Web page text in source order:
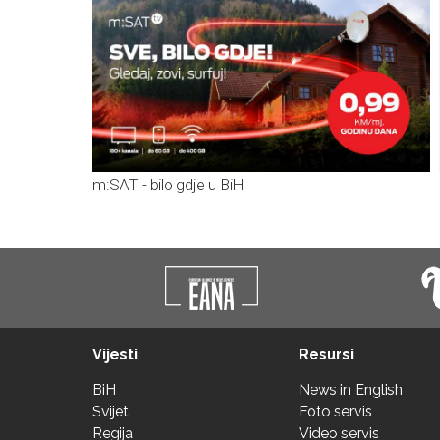
m:SAT - bilo gdje u BiH
Vijesti
BiH
Svijet
Regija
Resursi
News in English
Foto servis
Video servis